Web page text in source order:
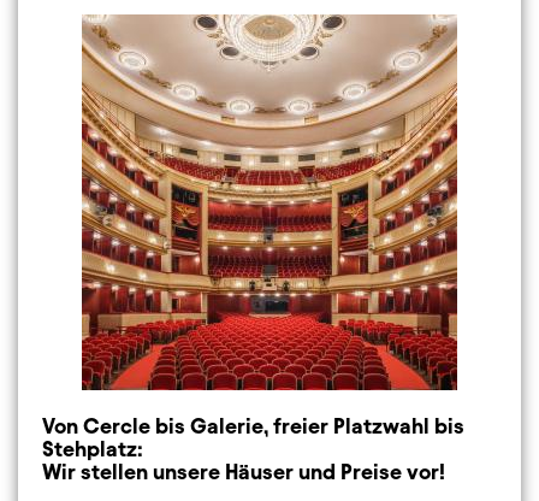
Image
Von Cercle bis Galerie, freier Platzwahl bis
Stehplatz:
Wir stellen unsere Häuser und Preise vor!